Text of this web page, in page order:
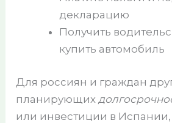
декларацию
Получить
купить автомобиль
Для россиян и граждан
планирующих
или инвестиции в